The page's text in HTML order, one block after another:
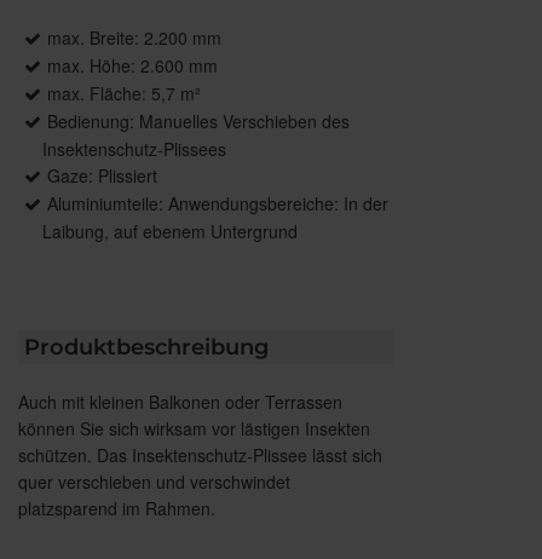
max. Breite: 2.200 mm
max. Höhe: 2.600 mm
max. Fläche: 5,7 m²
Bedienung: Manuelles Verschieben des
Insektenschutz-Plissees
Gaze: Plissiert
Aluminiumteile: Anwendungsbereiche: In der
Laibung, auf ebenem Untergrund
Produktbeschreibung
Auch mit kleinen Balkonen oder Terrassen
können Sie sich wirksam vor lästigen Insekten
schützen. Das Insektenschutz-Plissee lässt sich
quer verschieben und verschwindet
platzsparend im Rahmen.